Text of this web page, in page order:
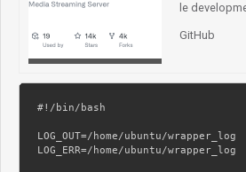
le
GitHub
#!/bin/bash
LOG_OUT=/home/ubuntu/wrapper_log
LOG_ERR=/home/ubuntu/wrapper_log